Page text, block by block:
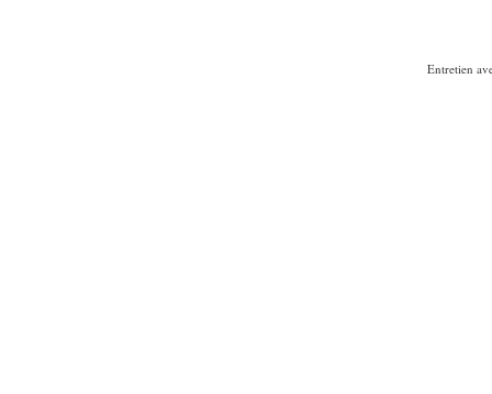
Entretien